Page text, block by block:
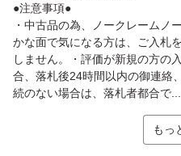
●注意事項●
・中古品の為、ノークレームノ
かな面で気になる方は、ご入札
しません。・評価が新規の方の
合、落札後24時間以内の御連絡
続のない場合は、落札者都合で...
もっ